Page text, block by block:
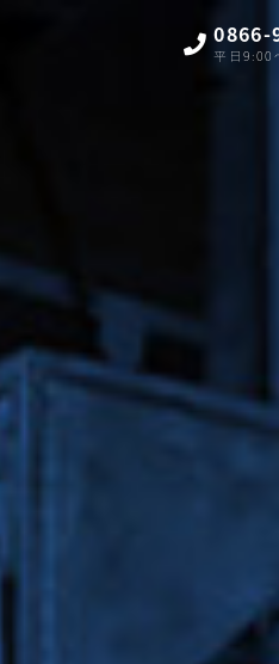
0866-
平日9:00